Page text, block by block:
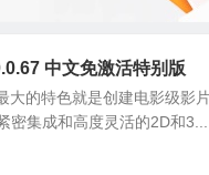
中文免激活特别版
大的特色就是创建电影级影
集成和高度灵活的2D和3...